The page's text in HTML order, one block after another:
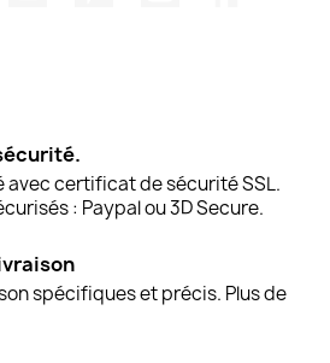
avec certificat de sécurité SSL.
: Paypal ou 3D Secure.
spécifiques et précis. Plus de